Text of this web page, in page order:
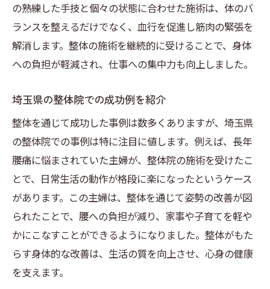
の熟練した手技と個々の状態に合わせた施術は、体のバ
ランスを整えるだけでなく、血行を促進し筋肉の緊張を
解消します。整体の施術を継続的に受けることで、身体
への負担が軽減され、仕事への集中力も向上しました。
埼玉県の整体院での成功例を紹介
整体を通じて成功した事例は数多くありますが、埼玉県
の整体院での事例は特に注目に値します。例えば、長年
腰痛に悩まされていた主婦が、整体院の施術を受けたこ
とで、日常生活の動作が格段に楽になったというケース
があります。この主婦は、整体を通じて姿勢の改善が図
られたことで、腰への負担が減り、家事や子育てを軽や
かにこなすことができるようになりました。整体がもた
らす身体的な改善は、生活の質を向上させ、心身の健康
を支えます。